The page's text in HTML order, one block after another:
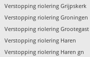
Verstopping riolering Grijpskerk
Verstopping riolering Groningen
Verstopping riolering Grootegast
Verstopping riolering Haren
Verstopping riolering Haren gn